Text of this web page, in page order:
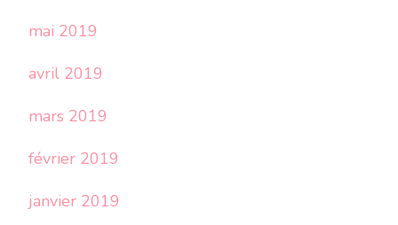
mai 2019
avril 2019
mars 2019
février 2019
janvier 2019